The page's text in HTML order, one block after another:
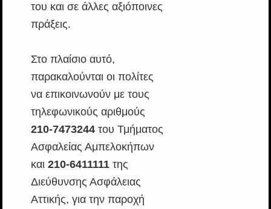
του και σε άλλες αξιόποινες
πράξεις.
Στο πλαίσιο αυτό,
παρακαλούνται οι πολίτες
να επικοινωνούν με τους
τηλεφωνικούς αριθμούς
210-7473244του Τμήματος
Ασφαλείας Αμπελοκήπων
και 210-6411111της
Διεύθυνσης Ασφάλειας
Αττικής, για την παροχή